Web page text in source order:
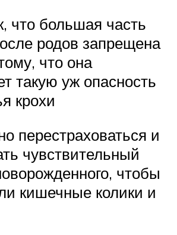
что большая часть
родов запрещена
что она
такую уж опасность
крохи
перестраховаться и
чувствительный
чтобы
кишечные колики и